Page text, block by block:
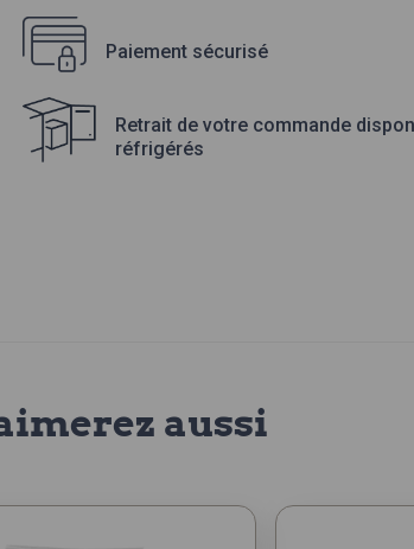
Paiement sécurisé
Retrait de votre commande
réfrigérés
aussi